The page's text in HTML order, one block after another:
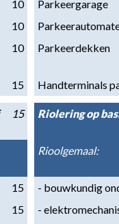
10
Parkeergarage
10
10 Parkeerdekken
15 Handterminals
15 Riolering op
Rioolgemaal:
15
- bouwkundig
15
-